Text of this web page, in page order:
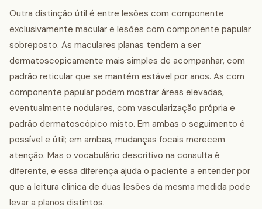
Outra distinção útil é entre lesões com componente
exclusivamente macular e lesões com componente papular
sobreposto. As maculares planas tendem a ser
dermatoscopicamente mais simples de acompanhar, com
padrão reticular que se mantém estável por anos. As com
componente papular podem mostrar áreas elevadas,
eventualmente nodulares, com vascularização própria e
padrão dermatoscópico misto. Em ambas o seguimento é
possível e útil; em ambas, mudanças focais merecem
atenção. Mas o vocabulário descritivo na consulta é
diferente, e essa diferença ajuda o paciente a entender por
que a leitura clínica de duas lesões da mesma medida pode
levar a planos distintos.